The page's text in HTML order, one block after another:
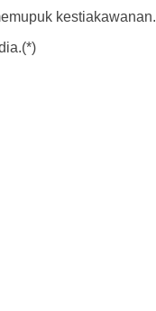
kestiakawanan.